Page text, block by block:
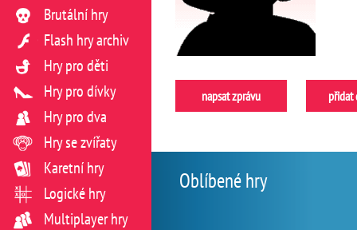
napsat zprávu přidat
Oblíbené hry
Brutální hry
Flash hry archiv
Hry pro děti
Hry pro dívky
Hry pro dva
Hry se zvířaty
Karetní hry
Logické hry
Multiplayer hry